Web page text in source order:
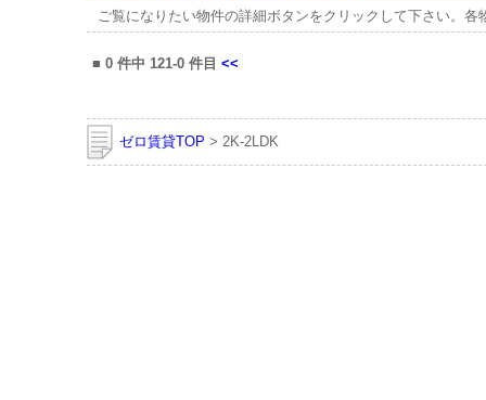
ご覧になりたい物件の詳細ボタンをクリックして下さい。各
■ 0 件中 121-0 件目 <<
ゼロ賃貸TOP > 2K-2LDK